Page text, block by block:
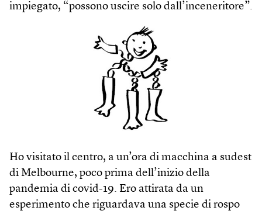
impiegato, “possono uscire solo dall’inceneritore”.
Ho visitato il centro, a un’ora di macchina a sudest
di Melbourne, poco prima dell’inizio della
pandemia di covid-19. Ero attirata da un
esperimento che riguardava una specie di rospo